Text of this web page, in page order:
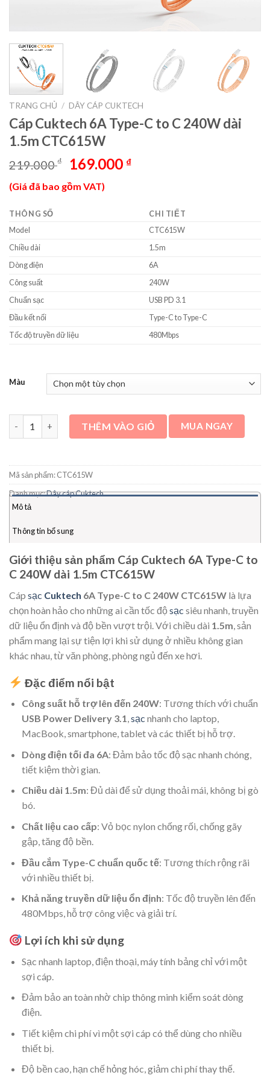
TRANG CHỦ / DÂY CÁP CUKTECH
Cáp Cuktech 6A Type-C to C 240W dài
1.5m CTC615W
219.000₫
Giá
là:
169.000 ₫Giá
169.000 ₫.
(Giá đã bao gồm VAT)
THÔNG SỐ
CHI TIẾT
Model
CTC615W
Chiều dài
1.5m
Dòng điện
6A
Công suất
240W
Chuẩn sạc
USB PD 3.1
Đầu kết nối
Type-C to Type-C
Tốc độ truyền dữ liệu
480Mbps
Màu
Cáp Cuktech 6A Type-C to C 240W dài 1.5m CTC615W số lượng
THÊM VÀO GIỎ MUA NGAY
Mã sản phẩm:CTC615W
Danh mục:Dây cáp Cuktech
Mô tả
Thông tin bổ sung
Giới thiệu sản phẩm Cáp Cuktech 6A Type-C to
C 240W dài 1.5m CTC615W
Cáp sạc Cuktech 6A Type-C to C 240W CTC615W là lựa
chọn hoàn hảo cho những ai cần tốc độsạc siêu nhanh, truyền
dữ liệu ổn định và độ bền vượt trội. Với chiều dài 1.5m, sản
phẩm mang lại sự tiện lợi khi sử dụng ở nhiều không gian
khác nhau, từ văn phòng, phòng ngủ đến xe hơi.
Đặc điểm nổi bật
Công suất hỗ trợ lên đến 240W: Tương thích với chuẩn
USB Power Delivery 3.1,sạc nhanh cho laptop,
MacBook, smartphone, tablet và các thiết bị hỗ trợ.
Dòng điện tối đa 6A: Đảm bảo tốc độ sạc nhanh chóng,
tiết kiệm thời gian.
Chiều dài 1.5m: Đủ dài để sử dụng thoải mái, không bị gò
bó.
Chất liệu cao cấp: Vỏ bọc nylon chống rối, chống gãy
gập, tăng độ bền.
Đầu cắm Type-C chuẩn quốc tế: Tương thích rộng rãi
với nhiều thiết bị.
Khả năng truyền dữ liệu ổn định: Tốc độ truyền lên đến
480Mbps, hỗ trợ công việc và giải trí.
Lợi ích khi sử dụng
Sạc nhanh laptop, điện thoại, máy tính bảng chỉ với một
sợi cáp.
Đảm bảo an toàn nhờ chip thông minh kiểm soát dòng
điện.
Tiết kiệm chi phí vì một sợi cáp có thể dùng cho nhiều
thiết bị.
Độ bền cao, hạn chế hỏng hóc, giảm chi phí thay thế.